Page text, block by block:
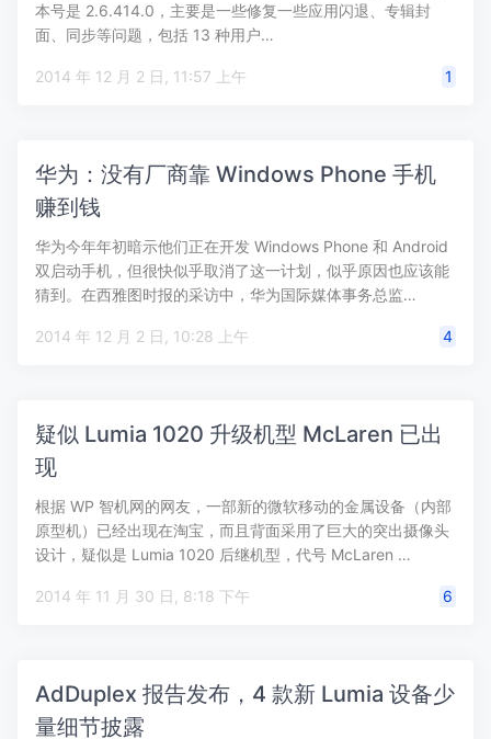
本号是 2.6.414.0，主要是一些修复一些应用闪退、专辑封
面、同步等问题，包括 13 种用户…
2014 年 12 月 2 日, 11:57 上午 1
华为：没有厂商靠 Windows Phone 手机
赚到钱
华为今年年初暗示他们正在开发 Windows Phone 和 Android
双启动手机，但很快似乎取消了这一计划，似乎原因也应该能
猜到。在西雅图时报的采访中，华为国际媒体事务总监…
2014 年 12 月 2 日, 10:28 上午 4
疑似 Lumia 1020 升级机型 McLaren 已出
现
根据 WP 智机网的网友，一部新的微软移动的金属设备（内部
原型机）已经出现在淘宝，而且背面采用了巨大的突出摄像头
设计，疑似是 Lumia 1020 后继机型，代号 McLaren …
2014 年 11 月 30 日, 8:18 下午 6
AdDuplex 报告发布，4 款新 Lumia 设备少
量细节披露